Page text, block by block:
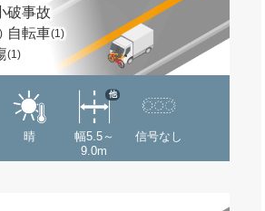
破事故
自転車(1)
(1)
晴
幅5.5～
9.0m
他
信号なし